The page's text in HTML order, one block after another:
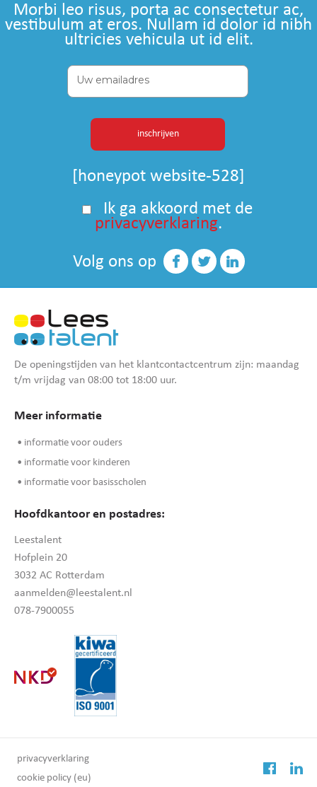
Morbi leo risus, porta ac consectetur ac,
vestibulum at eros. Nullam id dolor id nibh
ultricies vehicula ut id elit.
[honeypot website-528]
Ik ga akkoord met de
privacyverklaring.
Volg ons op
De openingstijden van het klantcontactcentrum zijn: maandag
t/m vrijdag van 08:00 tot 18:00 uur.
Meer informatie
• informatie voor ouders
• informatie voor kinderen
• informatie voor basisscholen
Hoofdkantoor en postadres:
Leestalent
Hofplein 20
3032 AC Rotterdam
aanmelden@leestalent.nl
078-7900055
privacyverklaring
cookie policy (eu)